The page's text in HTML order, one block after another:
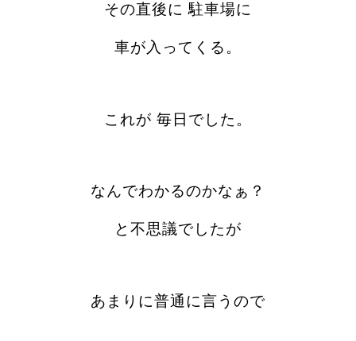
その直後に 駐車場に
車が入ってくる。
これが 毎日でした。
なんでわかるのかなぁ？
と不思議でしたが
あまりに普通に言うので